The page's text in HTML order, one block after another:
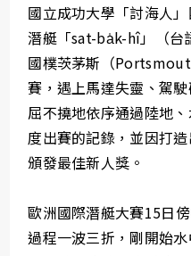
國立成功大學「討海人
潛艇「sat-ba̍k-hî」（台
國樸茨茅斯（
賽，遇上馬達失靈、駕
屈不撓地依序通過陸地
度出賽的記錄，並因打
頒發最佳新人獎。
歐洲國際潛艇大賽15日
過程一波三折，剛開始